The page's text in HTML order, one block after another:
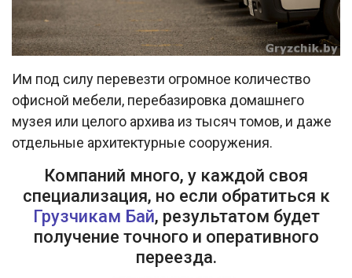
Им под силу перевезти огромное количество
офисной мебели, перебазировка домашнего
музея или целого архива из тысяч томов, и даже
отдельные архитектурные сооружения.
Компаний много, у каждой своя
специализация, но если обратиться к
Грузчикам Бай, результатом будет
получение точного и оперативного
переезда.